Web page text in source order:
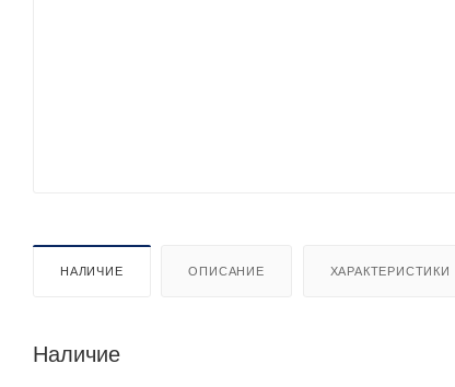
НАЛИЧИЕ ОПИСАНИЕ ХАРАКТЕРИСТИКИ
Наличие